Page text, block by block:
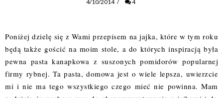
4/10/2014 / 4
Poniżej dzielę się z Wami przepisem na jajka, które w tym roku
będą także gościć na moim stole, a do których inspiracją była
pewna pasta kanapkowa z suszonych pomidorów popularnej
firmy rybnej. Ta pasta, domowa jest o wiele lepsza, uwierzcie
mi i nie ma tego wszystkiego czego mieć nie powinna. Mam